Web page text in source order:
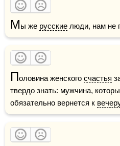
Мы же русские люди, нам не
Половина женского счастья
твердо знать: мужчина,
обязательно вернется к вечеру